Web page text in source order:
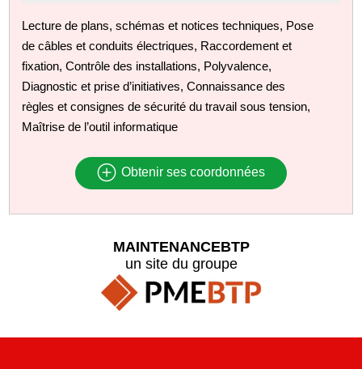
Lecture de plans, schémas et notices techniques, Pose
de câbles et conduits électriques, Raccordement et
fixation, Contrôle des installations, Polyvalence,
Diagnostic et prise d’initiatives, Connaissance des
règles et consignes de sécurité du travail sous tension,
Maîtrise de l’outil informatique
Obtenir ses coordonnées
MAINTENANCEBTP
un site du groupe